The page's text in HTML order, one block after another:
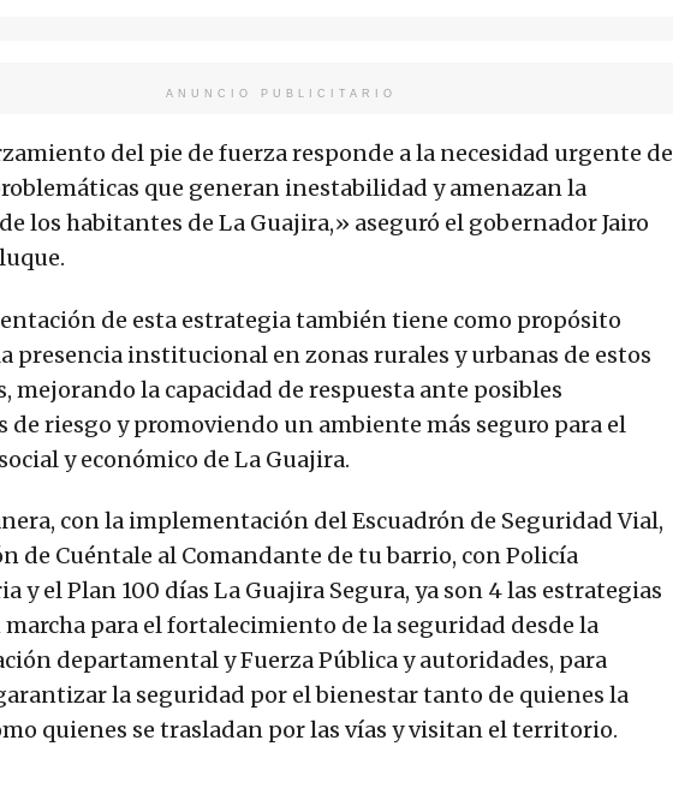
ANUNCIO PUBLICITARIO
del pie de fuerza responde a la necesidad urgente de
que generan inestabilidad y amenazan la
los habitantes de La Guajira,» aseguró el gobernador Jairo
de esta estrategia también tiene como propósito
presencia institucional en zonas rurales y urbanas de estos
mejorando la capacidad de respuesta ante posibles
de riesgo y promoviendo un ambiente más seguro para el
y económico de La Guajira.
con la implementación del Escuadrón de Seguridad Vial,
de Cuéntale al Comandante de tu barrio, con Policía
y el Plan 100 días La Guajira Segura, ya son 4 las estrategias
marcha para el fortalecimiento de la seguridad desde la
departamental y Fuerza Pública y autoridades, para
la seguridad por el bienestar tanto de quienes la
quienes se trasladan por las vías y visitan el territorio.